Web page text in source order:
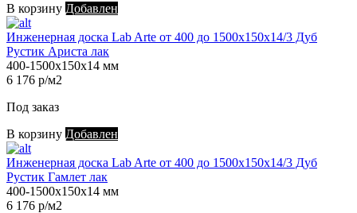
В корзину Добавлен
Инженерная доска Lab Arte от 400 до 1500х150х14/3 Дуб
Рустик Ариста лак
400-1500х150х14 мм
6 176 р/м2
Под заказ
В корзину Добавлен
Инженерная доска Lab Arte от 400 до 1500х150х14/3 Дуб
Рустик Гамлет лак
400-1500х150х14 мм
6 176 р/м2